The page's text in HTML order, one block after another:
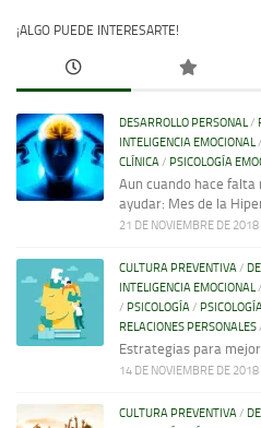
¡ALGO PUEDE INTERESARTE!
DESARROLLO PERSONAL/
INTELIGENCIA EMOCIONAL/
CLÍNICA/ PSICOLOGÍA
Aun cuando hace
ayudar: Mes de la
21 DE NOVIEMBRE DE 2018
CULTURA PREVENTIVA/
INTELIGENCIA EMOCIONAL/
/ PSICOLOGÍA/
RELACIONES PERSONALES
Estrategias para
14 DE NOVIEMBRE DE 2018
CULTURA PREVENTIVA/